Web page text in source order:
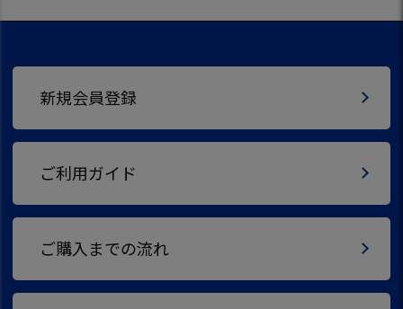
新規会員登録
ご利用ガイド
ご購入までの流れ